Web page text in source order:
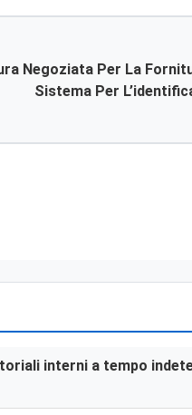
Negoziata Per La
Sistema Per
interni a tempo